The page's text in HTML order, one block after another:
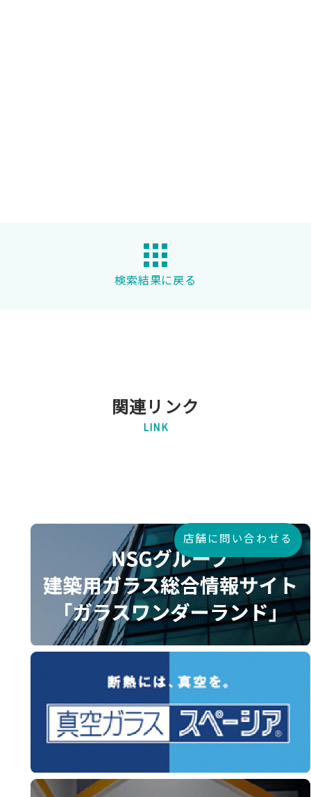
検索結果に戻る
関連リンク
LINK
店舗に問い合わせる